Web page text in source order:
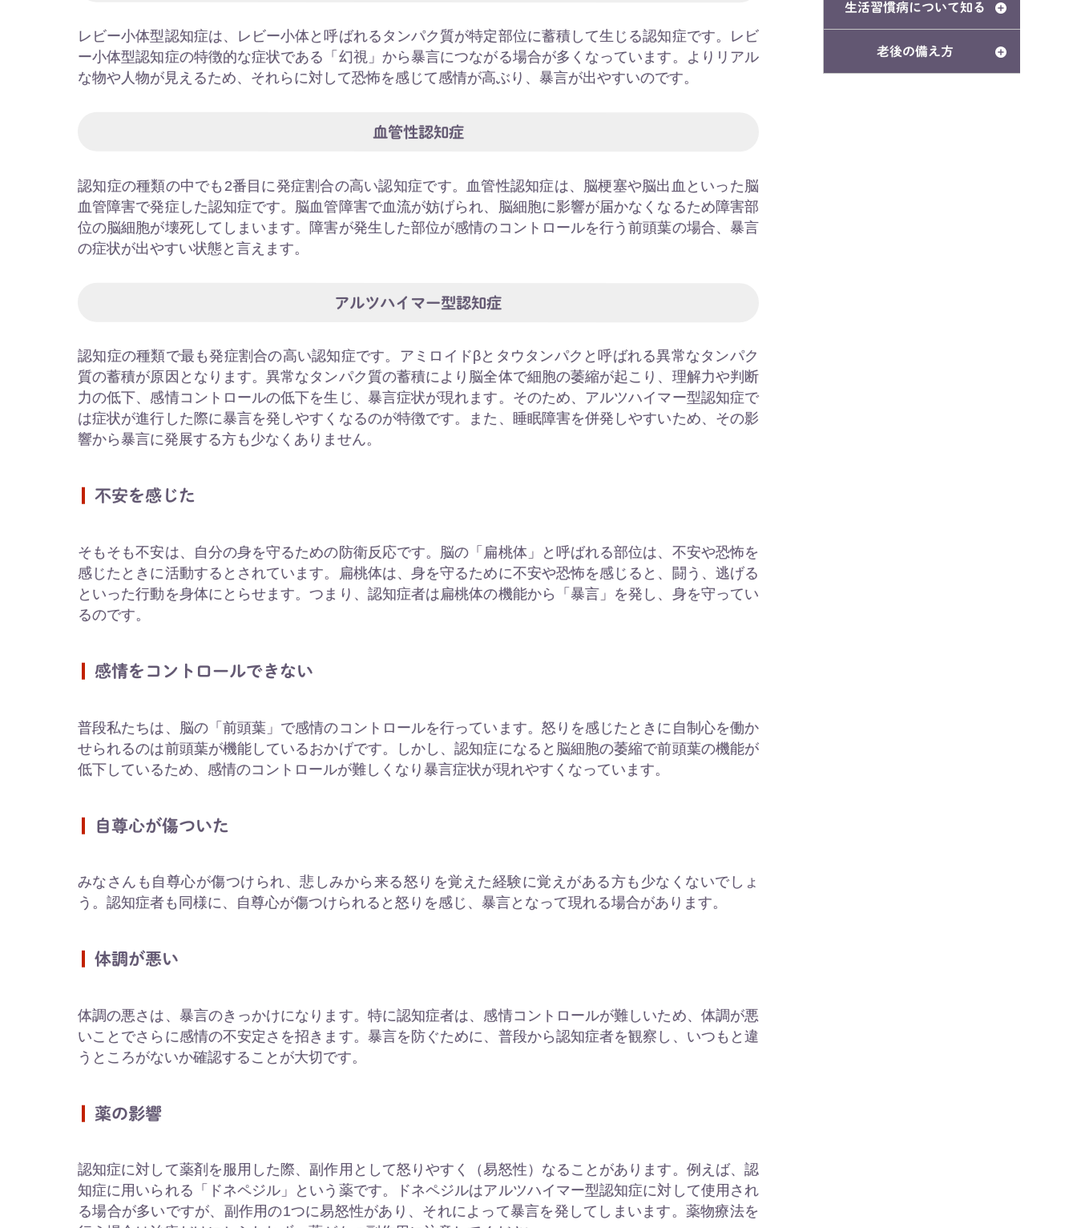
レビー小体型認知症は、レビー小体と呼ばれるタンパク質が特定部位に蓄積して生じる認知症です。レビ
ー小体型認知症の特徴的な症状である「幻視」から暴言につながる場合が多くなっています。よりリアル
な物や人物が見えるため、それらに対して恐怖を感じて感情が高ぶり、暴言が出やすいのです。
血管性認知症
認知症の種類の中でも2番目に発症割合の高い認知症です。血管性認知症は、脳梗塞や脳出血といった脳
血管障害で発症した認知症です。脳血管障害で血流が妨げられ、脳細胞に影響が届かなくなるため障害部
位の脳細胞が壊死してしまいます。障害が発生した部位が感情のコントロールを行う前頭葉の場合、暴言
の症状が出やすい状態と言えます。
アルツハイマー型認知症
認知症の種類で最も発症割合の高い認知症です。アミロイドβとタウタンパクと呼ばれる異常なタンパク
質の蓄積が原因となります。異常なタンパク質の蓄積により脳全体で細胞の萎縮が起こり、理解力や判断
力の低下、感情コントロールの低下を生じ、暴言症状が現れます。そのため、アルツハイマー型認知症で
は症状が進行した際に暴言を発しやすくなるのが特徴です。また、睡眠障害を併発しやすいため、その影
響から暴言に発展する方も少なくありません。
不安を感じた
そもそも不安は、自分の身を守るための防衛反応です。脳の「扁桃体」と呼ばれる部位は、不安や恐怖を
感じたときに活動するとされています。扁桃体は、身を守るために不安や恐怖を感じると、闘う、逃げる
といった行動を身体にとらせます。つまり、認知症者は扁桃体の機能から「暴言」を発し、身を守ってい
るのです。
感情をコントロールできない
普段私たちは、脳の「前頭葉」で感情のコントロールを行っています。怒りを感じたときに自制心を働か
せられるのは前頭葉が機能しているおかげです。しかし、認知症になると脳細胞の萎縮で前頭葉の機能が
低下しているため、感情のコントロールが難しくなり暴言症状が現れやすくなっています。
自尊心が傷ついた
みなさんも自尊心が傷つけられ、悲しみから来る怒りを覚えた経験に覚えがある方も少なくないでしょ
う。認知症者も同様に、自尊心が傷つけられると怒りを感じ、暴言となって現れる場合があります。
体調が悪い
体調の悪さは、暴言のきっかけになります。特に認知症者は、感情コントロールが難しいため、体調が悪
いことでさらに感情の不安定さを招きます。暴言を防ぐために、普段から認知症者を観察し、いつもと違
うところがないか確認することが大切です。
薬の影響
認知症に対して薬剤を服用した際、副作用として怒りやすく（易怒性）なることがあります。例えば、認
知症に用いられる「ドネペジル」という薬です。ドネペジルはアルツハイマー型認知症に対して使用され
る場合が多いですが、副作用の1つに易怒性があり、それによって暴言を発してしまいます。薬物療法を
生活習慣病について知る
老後の備え方